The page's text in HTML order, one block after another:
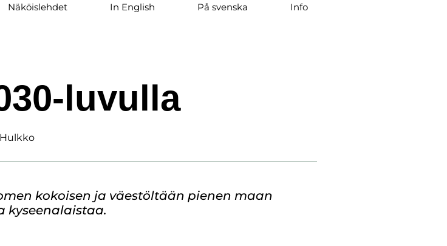
Näköislehdet In English På svenska Info
luvulla
kokoisen ja väestöltään pienen maan
kyseenalaistaa.